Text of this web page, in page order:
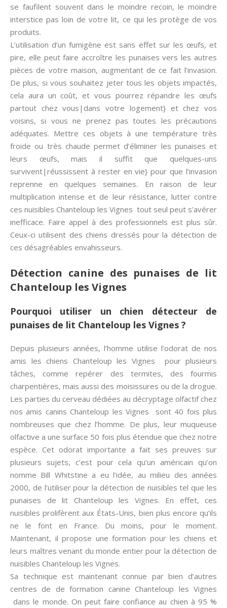
se faufilent souvent dans le moindre recoin, le moindre
interstice pas loin de votre lit, ce qui les protège de vos
produits.
L’utilisation d’un fumigène est sans effet sur les œufs, et
pire, elle peut faire accroître les punaises vers les autres
pièces de votre maison, augmentant de ce fait l’invasion.
De plus, si vous souhaitez jeter tous les objets impactés,
cela aura un coût, et vous pourrez répandre les œufs
partout chez vous|dans votre logement} et chez vos
voisins, si vous ne prenez pas toutes les précautions
adéquates. Mettre ces objets à une température très
froide ou très chaude permet d’éliminer les punaises et
leurs œufs, mais il suffit que quelques-uns
survivent|réussissent à rester en vie} pour que l’invasion
reprenne en quelques semaines. En raison de leur
multiplication intense et de leur résistance, lutter contre
ces nuisibles Chanteloup les Vignes tout seul peut s’avérer
inefficace. Faire appel à des professionnels est plus sûr.
Ceux-ci utilisent des chiens dressés pour la détection de
ces désagréables envahisseurs.
Détection canine des punaises de lit
Chanteloup les Vignes
Pourquoi utiliser un chien détecteur de
punaises de lit Chanteloup les Vignes ?
Depuis plusieurs années, l’homme utilise l’odorat de nos
amis les chiens Chanteloup les Vignes pour plusieurs
tâches, comme repérer des termites, des fourmis
charpentières, mais aussi des moisissures ou de la drogue.
Les parties du cerveau dédiées au décryptage olfactif chez
nos amis canins Chanteloup les Vignes sont 40 fois plus
nombreuses que chez l’homme. De plus, leur muqueuse
olfactive a une surface 50 fois plus étendue que chez notre
espèce. Cet odorat importante a fait ses preuves sur
plusieurs sujets, c’est pour cela qu’un américain qu’on
nomme Bill Whitstine a eu l’idée, au milieu des années
2000, de l’utiliser pour la détection de nuisibles tel que les
punaises de lit Chanteloup les Vignes. En effet, ces
nuisibles prolifèrent aux États-Unis, bien plus encore qu’ils
ne le font en France. Du moins, pour le moment.
Maintenant, il propose une formation pour les chiens et
leurs maîtres venant du monde entier pour la détection de
nuisibles Chanteloup les Vignes.
Sa technique est maintenant connue par bien d’autres
centres de de formation canine Chanteloup les Vignes
dans le monde. On peut faire confiance au chien à 95 %